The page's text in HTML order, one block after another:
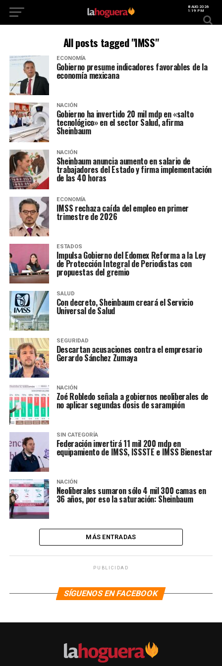
8 AUG 2026
1:19 PM
All posts tagged "IMSS"
ECONOMÍA
Gobierno presume indicadores favorables de la
economía mexicana
NACIÓN
Gobierno ha invertido 20 mil mdp en «salto
tecnológico» en el sector Salud, afirma
Sheinbaum
NACIÓN
Sheinbaum anuncia aumento en salario de
trabajadores del Estado y firma implementación
de las 40 horas
ECONOMÍA
IMSS rechaza caída del empleo en primer
trimestre de 2026
ESTADOS
Impulsa Gobierno del Edomex Reforma a la Ley
de Protección Integral de Periodistas con
propuestas del gremio
SALUD
Con decreto, Sheinbaum creará el Servicio
Universal de Salud
SEGURIDAD
Descartan acusaciones contra el empresario
Gerardo Sánchez Zumaya
NACIÓN
Zoé Robledo señala a gobiernos neoliberales de
no aplicar segundas dosis de sarampión
SIN CATEGORÍA
Federación invertirá 11 mil 200 mdp en
equipamiento de IMSS, ISSSTE e IMSS Bienestar
NACIÓN
Neoliberales sumaron sólo 4 mil 300 camas en
36 años, por eso la saturación: Sheinbaum
MÁS ENTRADAS
PUBLICIDAD
SÍGUENOS EN FACEBOOK